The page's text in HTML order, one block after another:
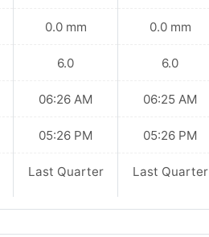
0.0 mm
6.0
06:26 AM
05:26 PM
Last Quarter
0.0 mm
6.0
06:25 AM
05:26 PM
Last Quarter